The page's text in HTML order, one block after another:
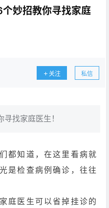
妙招教你寻找家庭
关注 私信
找家庭医生！
都知道，在这里看病就
是检查病例确诊，往往
庭医生可以省掉挂诊的